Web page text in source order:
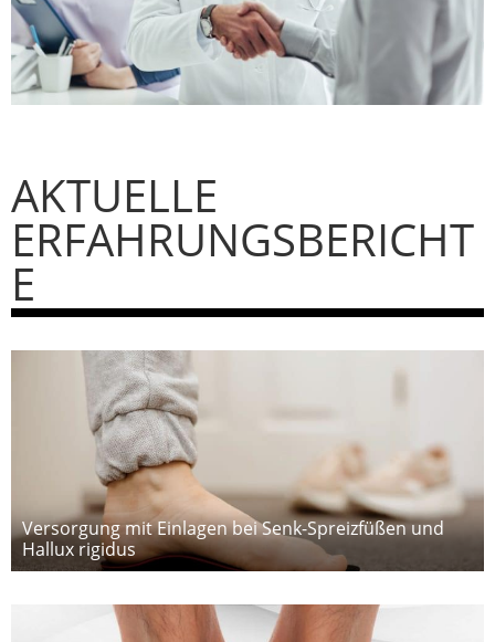
AKTUELLE
ERFAHRUNGSBERICHT
E
Versorgung mit Einlagen bei Senk-Spreizfüßen und
Hallux rigidus